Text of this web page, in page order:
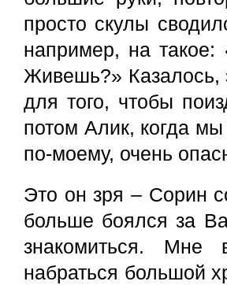
просто скулы
например, на
Живешь?» Казалось,
для того, чтобы
потом Алик, когда
по-моему, очень
Это он зря – Сорин
больше боялся за
знакомиться. Мне
набраться большой